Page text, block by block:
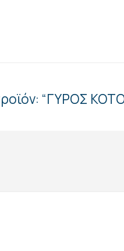
“ΓΥΡΟΣ